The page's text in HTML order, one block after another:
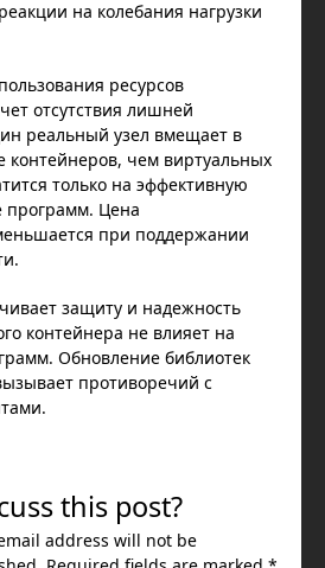
на колебания нагрузки
ресурсов
отсутствия лишней
реальный узел вмещает в
контейнеров, чем виртуальных
только на эффективную
программ. Цена
при поддержании
защиту и надежность
контейнера не влияет на
Обновление библиотек
противоречий с
this post?
address will not be